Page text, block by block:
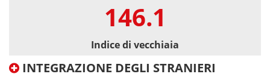
146.1
Indice di vecchiaia
INTEGRAZIONE DEGLI STRANIERI